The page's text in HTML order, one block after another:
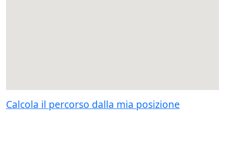
Calcola il percorso dalla mia posizione